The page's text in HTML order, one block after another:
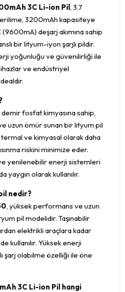
3C Li-ion Pil, 3.7
3200mAh kapasiteye
deşarj akımına sahip
bir lityum-iyon şarjlı pildir.
yoğunluğu ve güvenilirliği ile
ve endüstriyel
demir fosfat kimyasına sahip,
uzun ömür sunan bir lityum pil
ve kimyasal olarak daha
ısınma riskini minimize eder.
yenilenebilir enerji sistemleri
yaygın olarak kullanılır.
nedir?
, yüksek performans ve uzun
pil modelidir. Taşınabilir
elektrikli araçlara kadar
kullanılır. Yüksek enerji
şarj olabilme özelliği ile öne
3C Li-ion Pil hangi